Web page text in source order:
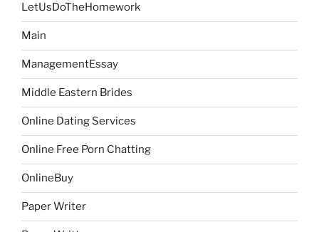
LetUsDoTheHomework
Main
ManagementEssay
Middle Eastern Brides
Online Dating Services
Online Free Porn Chatting
OnlineBuy
Paper Writer